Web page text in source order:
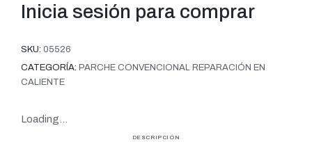
Inicia sesión para comprar
SKU: 05526
CATEGORÍA: PARCHE CONVENCIONAL REPARACIÓN EN
CALIENTE
Loading...
DESCRIPCIÓN